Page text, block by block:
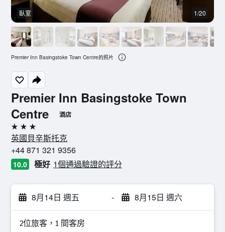
Premier Inn Basingstoke Town
Centre
酒店
3星級
英國貝辛斯托克
+44 871 321 9356
10.0 極好 1個通過驗證的評分
8月14日 週五 - 8月15日 週六
2位旅客，1 間客房
臥室 1/20
Premier Inn Basingstoke Town Centre的照片